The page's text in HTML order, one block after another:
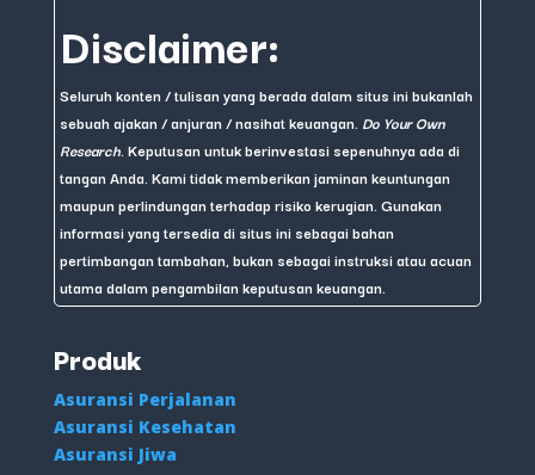
Disclaimer:
Seluruh konten / tulisan yang berada dalam situs ini bukanlah
sebuah ajakan / anjuran / nasihat keuangan. Do Your Own
Research . Keputusan untuk berinvestasi sepenuhnya ada di
tangan Anda. Kami tidak memberikan jaminan keuntungan
maupun perlindungan terhadap risiko kerugian. Gunakan
informasi yang tersedia di situs ini sebagai bahan
pertimbangan tambahan, bukan sebagai instruksi atau acuan
utama dalam pengambilan keputusan keuangan.
Produk
Asuransi Perjalanan
Asuransi Kesehatan
Asuransi Jiwa